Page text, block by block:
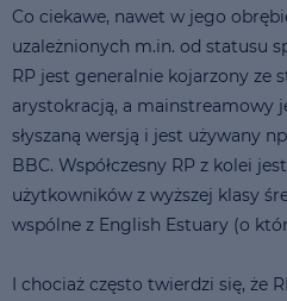
Co ciekawe, nawet w jego
uzależnionych m.in. od statusu
RP jest generalnie kojarzony ze
arystokracją, a mainstreamowy
słyszaną wersją i jest używany
BBC. Współczesny RP z kolei
użytkowników z wyższej klasy
wspólne z English Estuary (o
I chociaż często twierdzi się, że